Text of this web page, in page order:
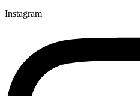
Instagram